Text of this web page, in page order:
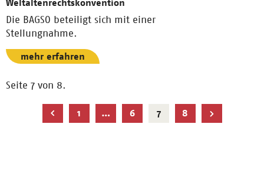
Weltaltenrechtskonvention
Die BAGSO beteiligt sich mit einer
Stellungnahme.
mehr erfahren
Seite 7 von 8.
1 … 6 7Aktuelle
Seite
8